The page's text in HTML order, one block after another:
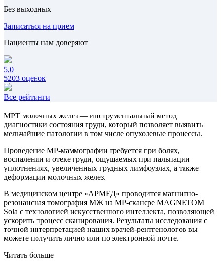
Без выходных
Записаться на прием
Пациенты нам доверяют
5,0
5203 оценок
Все рейтинги
МРТ молочных желез — инструментальный метод
диагностики состояния груди, который позволяет выявить
мельчайшие патологии в том числе опухолевые процессы.
Проведение МР-маммографии требуется при болях,
воспалении и отеке груди, ощущаемых при пальпации
уплотнениях, увеличенных грудных лимфоузлах, а также
деформации молочных желез.
В медицинском центре «АРМЕД» проводится магнитно-
резонансная томография МЖ на МР-сканере MAGNETOM
Sola с технологией искусственного интеллекта, позволяющей
ускорить процесс сканирования. Результаты исследования с
точной интерпретацией наших врачей-рентгенологов вы
можете получить лично или по электронной почте.
Читать больше